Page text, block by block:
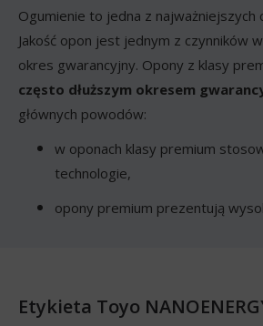
Ogumienie to jedna z najważniejszych
Jakość opon jest jednym z czynników
okres gwarancyjny. Opony z klasy
często dłuższym okresem
głównych powodów:
w oponach klasy premium
technologie,
opony premium prezentują
Etykieta Toyo